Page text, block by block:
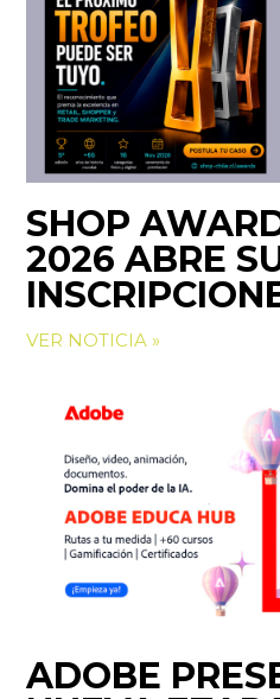
SHOP
2026 ABRE
VER NOTICIA »
ADOBE